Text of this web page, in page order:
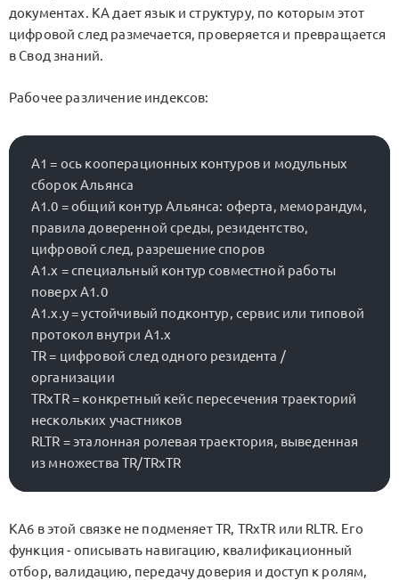
документах. KA дает язык и структуру, по которым этот
цифровой след размечается, проверяется и превращается
в Свод знаний.
Рабочее различение индексов:
A1 = ось кооперационных контуров и модульных
сборок Альянса
A1.0 = общий контур Альянса: оферта, меморандум,
правила доверенной среды, резидентство,
цифровой след, разрешение споров
A1.x = специальный контур совместной работы
поверх A1.0
A1.x.y = устойчивый подконтур, сервис или типовой
протокол внутри A1.x
TR = цифровой след одного резидента /
организации
TRxTR = конкретный кейс пересечения траекторий
нескольких участников
RLTR = эталонная ролевая траектория, выведенная
KA6 в этой связке не подменяетTR, TRxTR или RLTR. Его
функция - описывать навигацию, квалификационный
отбор, валидацию, передачу доверия и доступ к ролям,